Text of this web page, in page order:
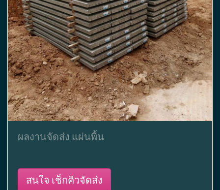
ผลงานจัดส่ง แผ่นพื้น
สนใจ เช็กคิวจัดส่ง